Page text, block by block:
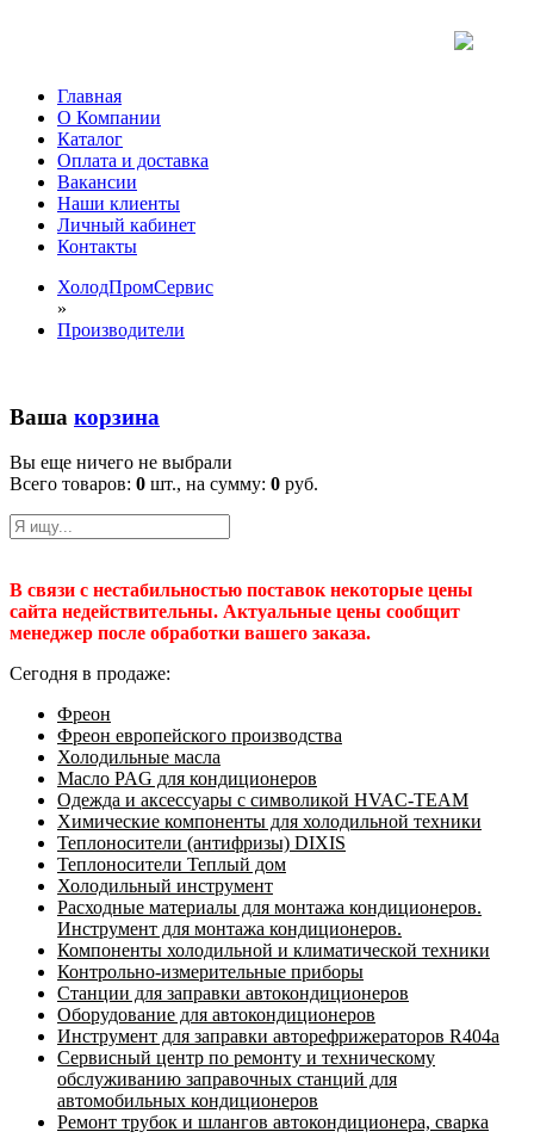
Главная
О Компании
Каталог
Оплата и доставка
Вакансии
Наши клиенты
Личный кабинет
Контакты
ХолодПромСервис
»
Производители
Ваша корзина
Вы еще ничего не выбрали
Всего товаров: 0 шт., на сумму: 0 руб.
В связи с нестабильностью поставок некоторые цены
сайта недействительны. Актуальные цены сообщит
менеджер после обработки вашего заказа.
Сегодня в продаже:
Фреон
Фреон европейского производства
Холодильные масла
Масло PAG для кондиционеров
Одежда и аксессуары с символикой HVAC-TEAM
Химические компоненты для холодильной техники
Теплоносители (антифризы) DIXIS
Теплоносители Теплый дом
Холодильный инструмент
Расходные материалы для монтажа кондиционеров.
Инструмент для монтажа кондиционеров.
Компоненты холодильной и климатической техники
Контрольно-измерительные приборы
Станции для заправки автокондиционеров
Оборудование для автокондиционеров
Инструмент для заправки авторефрижераторов R404a
Сервисный центр по ремонту и техническому
обслуживанию заправочных станций для
автомобильных кондиционеров
Ремонт трубок и шлангов автокондиционера, сварка